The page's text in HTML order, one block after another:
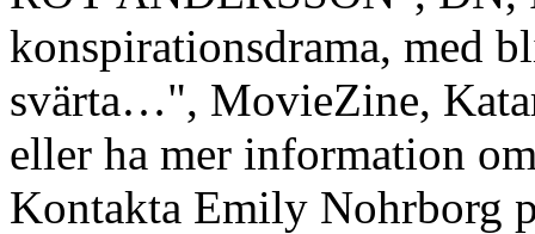
konspirationsdrama, med
svärta…", MovieZine,
eller ha mer information
Kontakta Emily Nohrborg